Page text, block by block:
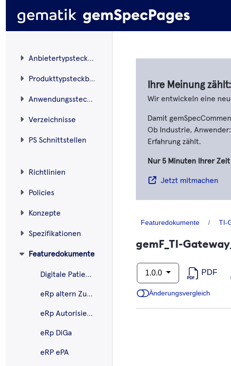
Anbietertypsteckbriefe
Produkttypsteckbriefe
Anwendungssteckbriefe
Verzeichnisse
PS Schnittstellen
Richtlinien
Policies
Konzepte
Spezifikationen
Featuredokumente
Digitale Patientenrechnung
eRp altern Zuweisung
eRp Autorisierung Apo
eRp DiGa
eRP ePA
Ihre Meinung
Wir entwickeln eine
Damit
Ob Industrie,
Erfahrung zählt.
Nur 5 Minuten Ihrer Zeit
Jetzt mitmachen
Featuredokumente TI-
gemF_TI-
1.0.0 PDF
Änderungsvergleich